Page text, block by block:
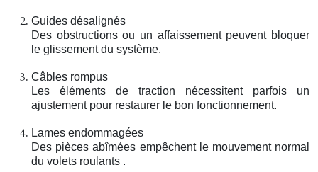
Guides désalignés
Des obstructions ou un affaissement peuvent bloquer
le glissement du système.
Câbles rompus
Les éléments de traction nécessitent parfois un
ajustement pour restaurer le bon fonctionnement.
Lames endommagées
Des pièces abîmées empêchent le mouvement normal
du volets roulants .